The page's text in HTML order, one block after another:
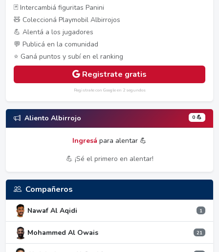
🃏 Intercambiá figuritas Panini
🧸 Coleccioná Playmobil Albirrojos
💪 Alentá a los jugadores
💬 Publicá en la comunidad
⭐ Ganá puntos y subí en el ranking
Registrate gratis
Registrate con Google en 2 segundos
Aliento Albirrojo 0 💪
Ingresá para alentar 💪
💪 ¡Sé el primero en alentar!
Compañeros
Nawaf Al Aqidi 1
Mohammed Al Owais 21